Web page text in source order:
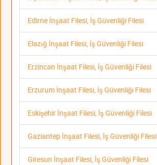
Edirne İnşaat Filesi, İş Güvenliği Filesi
Elazığ İnşaat Filesi, İş Güvenliği Filesi
Erzincan İnşaat Filesi, İş Güvenliği Filesi
Erzurum İnşaat Filesi, İş Güvenliği Filesi
Eskişehir İnşaat Filesi, İş Güvenliği Filesi
Gaziantep İnşaat Filesi, İş Güvenliği Filesi
Giresun İnşaat Filesi, İş Güvenliği Filesi